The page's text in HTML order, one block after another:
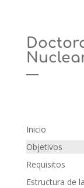
Inicio
Objetivos
Requisitos
Estructura de